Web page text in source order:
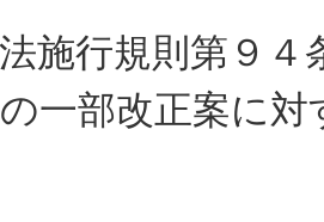
法施行規則第９
一部改正案に対